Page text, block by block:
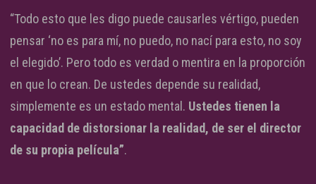
“Todo esto que les digo puede causarles vértigo, pueden
pensar ‘no es para mí, no puedo, no nací para esto, no soy
el elegido’. Pero todo es verdad o mentira en la proporción
en que lo crean. De ustedes depende su realidad,
simplemente es un estado mental. Ustedes tienen la
capacidad de distorsionar la realidad, de ser el director
de su propia película”.